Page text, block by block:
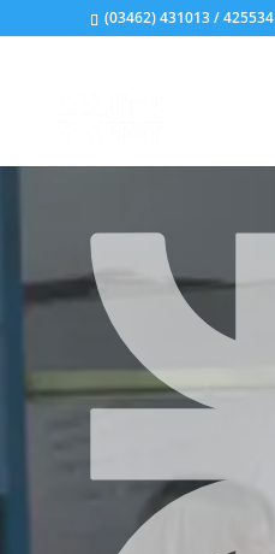
(03462) 431013 / 425534